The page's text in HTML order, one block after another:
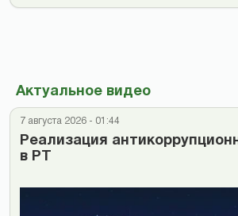
Актуальное видео
7 августа 2026 - 01:44
Реализация
в РТ